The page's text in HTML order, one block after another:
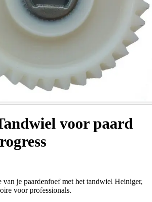
voor paard
van je paardenfoef met het tandwiel Heiniger,
voor professionals.